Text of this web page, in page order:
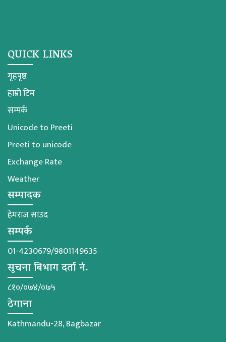
QUICK LINKS
गृहपृष्ठ
हाम्रो टिम
सम्पर्क
Unicode to Preeti
Preeti to unicode
Exchange Rate
Weather
सम्पादक
हेमराज साउद
सम्पर्क
01-4230679/9801149635
सूचना बिभाग दर्ता नं.
८१०/०७४/०७५
ठेगाना
Kathmandu-28, Bagbazar